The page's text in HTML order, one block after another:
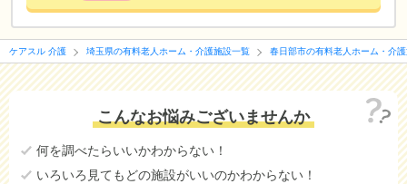
ケアスル 介護 埼玉県の有料老人ホーム・介護施設一覧 春日部市の有料老人ホーム・介
こんなお悩みございませんか
何を調べたらいいかわからない！
いろいろ見てもどの施設がいいのかわからない！